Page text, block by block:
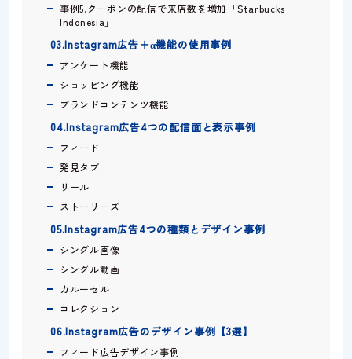
事例5.クーポンの配信で来店数を増加「Starbucks
Indonesia」
03.Instagram広告＋α機能の使用事例
アンケート機能
ショッピング機能
ブランドコンテンツ機能
04.Instagram広告4つの配信面と表示事例
フィード
発見タブ
リール
ストーリーズ
05.Instagram広告4つの種類とデザイン事例
シングル画像
シングル動画
カルーセル
コレクション
06.Instagram広告のデザイン事例【3選】
フィード広告デザイン事例